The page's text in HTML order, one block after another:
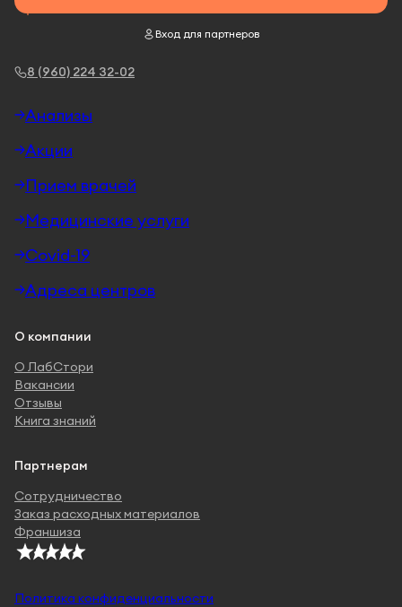
8 (960) 224 32-02
Вход для партнеров
Анализы
Акции
Прием врачей
Медицинские услуги
Covid-19
Адреса центров
О компании
О ЛабСтори
Вакансии
Отзывы
Книга знаний
Партнерам
Сотрудничество
Заказ расходных материалов
Франшиза
Политика конфиденциальности